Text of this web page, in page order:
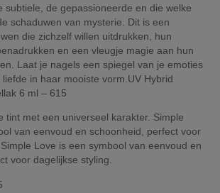
subtiele, de gepassioneerde en die welke
schaduwen van mysterie. Dit is een
die zichzelf willen uitdrukken, hun
en een vleugje magie aan hun
Laat je nagels een spiegel van je emoties
in haar mooiste vorm.UV Hybrid
6 ml – 615
tint met een universeel karakter. Simple
van eenvoud en schoonheid, perfect voor
Love is een symbool van eenvoud en
voor dagelijkse styling.